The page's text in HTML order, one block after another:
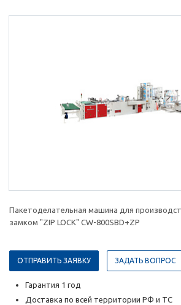
Пакетоделательная машина для
замком "ZIP LOCK" CW-800SBD+ZP
ОТПРАВИТЬ ЗАЯВКУ ЗАДАТЬ ВОПРОС
Гарантия 1 год
Доставка по всей территории РФ и ТС